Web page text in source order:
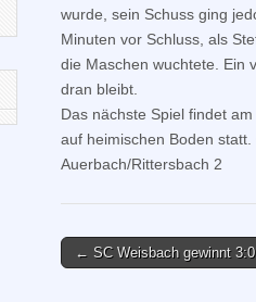
wurde, sein Schuss ging
Minuten vor Schluss, als
die Maschen wuchtete. Ein
dran bleibt.
Das nächste Spiel findet
auf heimischen Boden
Auerbach/Rittersbach 2
Post
← SC Weisbach gewinnt 3:0